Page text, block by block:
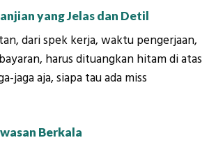
yang Jelas dan Detil
dari spek kerja, waktu pengerjaan,
harus dituangkan hitam di atas
jaga aja, siapa tau ada miss
Berkala